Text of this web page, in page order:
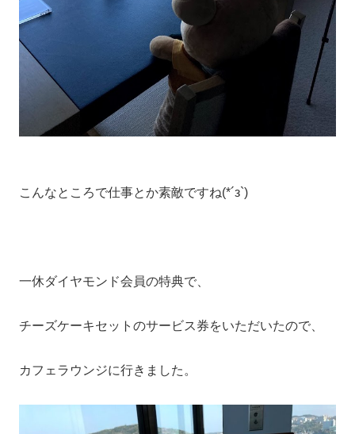
こんなところで仕事とか素敵ですね(*´з`)
一休ダイヤモンド会員の特典で、
チーズケーキセットのサービス券をいただいたので、
カフェラウンジに行きました。